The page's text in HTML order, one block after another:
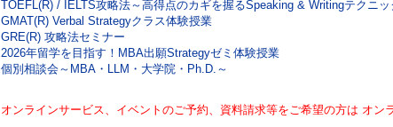
TOEFL(R) / IELTS攻略法～高得点のカギを握るSpeaking & Writingテクニッ
GMAT(R) Verbal Strategyクラス体験授業
GRE(R) 攻略法セミナー
2026年留学を目指す！MBA出願Strategyゼミ体験授業
個別相談会～MBA・LLM・大学院・Ph.D.～
オンラインサービス、イベントのご予約、資料請求等をご希望の方は オン